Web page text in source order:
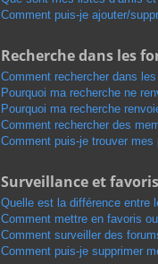
Comment puis-je ajouter/
Recherche dans les
Comment rechercher dans
Pourquoi ma recherche ne
Pourquoi ma recherche
Comment rechercher des
Comment puis-je trouver
Surveillance et favoris
Quelle est la différence entre
Comment mettre en favoris
Comment surveiller des
Comment puis-je supprimer